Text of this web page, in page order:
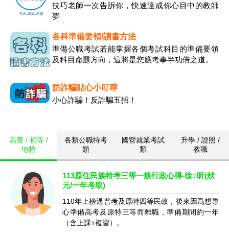
技巧老師一次告訴你，快速達成你心目中的教師
夢
各科準備要領/讀書方法
準備公職考試若能掌握各個考試科目的準備要領
及科目命題方向，這將是您應考事半功倍之道。
防詐騙貼心小叮嚀
小心詐騙！反詐騙五招！
高普 / 初等 /
地特
各類公職特考
類
國營就業考試
類
升學 / 證照 /
教職
113原住民族特考三等一般行政心得-徐○昕(狀
元/一年考取)
110年上榜過普考及原特四等民政，後來因爲想專
心準備高考及原特三等而離職，準備期間約一年
（含上課+複習）。